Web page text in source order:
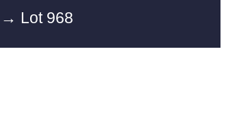
→ Lot 968